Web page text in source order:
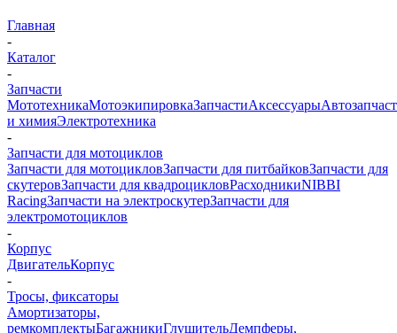
Главная
-
Каталог
-
Запчасти
МототехникаМотоэкипировкаЗапчастиАксессуары
и химияЭлектротехника
-
Запчасти для мотоциклов
Запчасти для мотоцикловЗапчасти для питбайковЗапчасти для
скутеровЗапчасти для квадроцикловРасходникиNIBBI
RacingЗапчасти на электроскутерЗапчасти для
электромотоциклов
-
Корпус
ДвигательКорпус
-
Тросы, фиксаторы
Амортизаторы,
ремкомплектыБагажникиГлушительДемпферы,